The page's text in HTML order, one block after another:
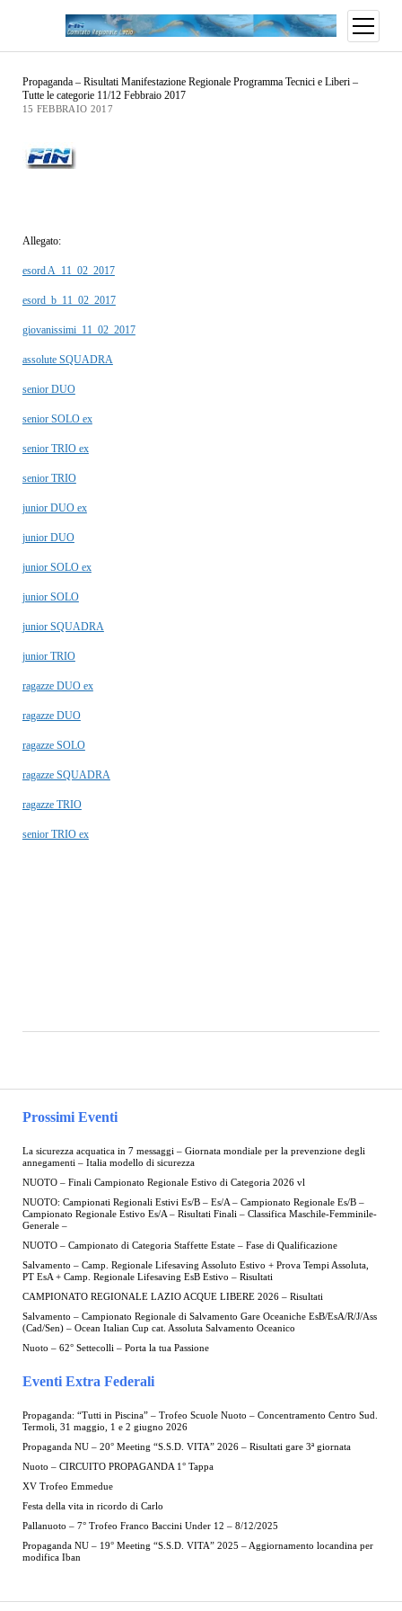
Prossimi Eventi
La sicurezza acquatica in 7 messaggi – Giornata mondiale per la prevenzione degli
annegamenti – Italia modello di sicurezza
NUOTO – Finali Campionato Regionale Estivo di Categoria 2026 vl
NUOTO: Campionati Regionali Estivi Es/B – Es/A – Campionato Regionale Es/B –
Campionato Regionale Estivo Es/A – Risultati Finali – Classifica Maschile-Femminile-
Generale –
NUOTO – Campionato di Categoria Staffette Estate – Fase di Qualificazione
Salvamento – Camp. Regionale Lifesaving Assoluto Estivo + Prova Tempi Assoluta,
PT EsA + Camp. Regionale Lifesaving EsB Estivo – Risultati
CAMPIONATO REGIONALE LAZIO ACQUE LIBERE 2026 – Risultati
Salvamento – Campionato Regionale di Salvamento Gare Oceaniche EsB/EsA/R/J/Ass
(Cad/Sen) – Ocean Italian Cup cat. Assoluta Salvamento Oceanico
Nuoto – 62° Settecolli – Porta la tua Passione
Eventi Extra Federali
Propaganda: “Tutti in Piscina” – Trofeo Scuole Nuoto – Concentramento Centro Sud.
Termoli, 31 maggio, 1 e 2 giugno 2026
Propaganda NU – 20° Meeting “S.S.D. VITA” 2026 – Risultati gare 3ª giornata
Nuoto – CIRCUITO PROPAGANDA 1° Tappa
XV Trofeo Emmedue
Festa della vita in ricordo di Carlo
Pallanuoto – 7° Trofeo Franco Baccini Under 12 – 8/12/2025
Propaganda NU – 19° Meeting “S.S.D. VITA” 2025 – Aggiornamento locandina per
modifica Iban
Propaganda – Risultati Manifestazione Regionale Programma Tecnici e Liberi –
Tutte le categorie 11/12 Febbraio 2017
15 FEBBRAIO 2017
Allegato:
esord A_11_02_2017
esord_b_11_02_2017
giovanissimi_11_02_2017
assolute SQUADRA
senior DUO
senior SOLO ex
senior TRIO ex
senior TRIO
junior DUO ex
junior DUO
junior SOLO ex
junior SOLO
junior SQUADRA
junior TRIO
ragazze DUO ex
ragazze DUO
ragazze SOLO
ragazze SQUADRA
ragazze TRIO
senior TRIO ex